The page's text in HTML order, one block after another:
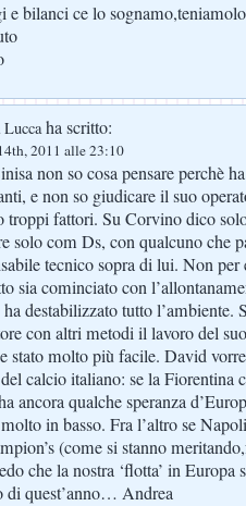
e bilanci ce lo
Luccaha scritto:
2011 alle 23:10
non so cosa pensare perchè
e non so giudicare il suo
troppi fattori. Su Corvino dico
solo com Ds, con qualcuno che
tecnico sopra di lui. Non per
sia cominciato con
destabilizzato tutto l’ambiente.
con altri metodi il lavoro del
stato molto più facile. David
calcio italiano: se la Fiorentina
ancora qualche speranza
in basso. Fra l’altro se
(come si stanno
che la nostra ‘flotta’ in Europa
di quest’anno… Andrea